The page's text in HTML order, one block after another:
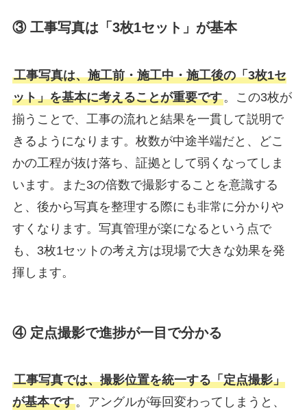
③ 工事写真は「3枚1セット」が基本
工事写真は、施工前・施工中・施工後の「3枚1セ
ット」を基本に考えることが重要です。この3枚が
揃うことで、工事の流れと結果を一貫して説明で
きるようになります。枚数が中途半端だと、どこ
かの工程が抜け落ち、証拠として弱くなってしま
います。また3の倍数で撮影することを意識する
と、後から写真を整理する際にも非常に分かりや
すくなります。写真管理が楽になるという点で
も、3枚1セットの考え方は現場で大きな効果を発
揮します。
④ 定点撮影で進捗が一目で分かる
工事写真では、撮影位置を統一する「定点撮影」
が基本です。アングルが毎回変わってしまうと、